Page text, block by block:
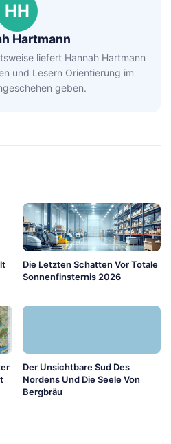
HH
Hartmann
liefert Hannah Hartmann
und Lesern Orientierung im
geben.
Die Letzten Schatten Vor Totale
Sonnenfinsternis 2026
Der Unsichtbare Sud Des
Nordens Und Die Seele Von
Bergbräu